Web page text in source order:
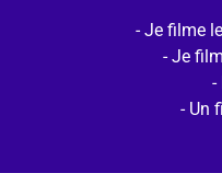
Je filme
Je
Un